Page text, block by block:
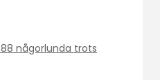
någorlunda trots